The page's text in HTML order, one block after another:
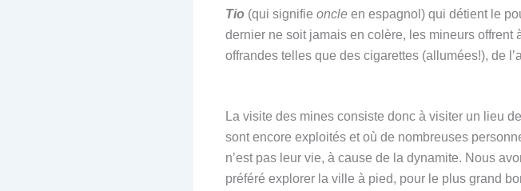
Tio (qui signifie oncle en espagnol) qui détient le
dernier ne soit jamais en colère, les mineurs
offrandes telles que des cigarettes (allumées!), de
La visite des mines consiste donc à visiter un lieu
sont encore exploités et où de nombreuses
n’est pas leur vie, à cause de la dynamite. Nous
préféré explorer la ville à pied, pour le plus grand